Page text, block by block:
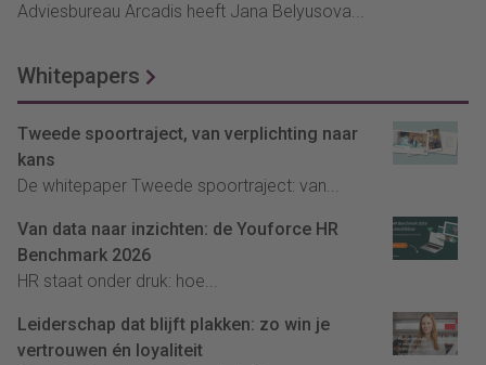
Adviesbureau Arcadis heeft Jana Belyusova...
Whitepapers
Tweede spoortraject, van verplichting naar
kans
De whitepaper Tweede spoortraject: van...
Van data naar inzichten: de Youforce HR
Benchmark 2026
HR staat onder druk: hoe...
Leiderschap dat blijft plakken: zo win je
vertrouwen én loyaliteit